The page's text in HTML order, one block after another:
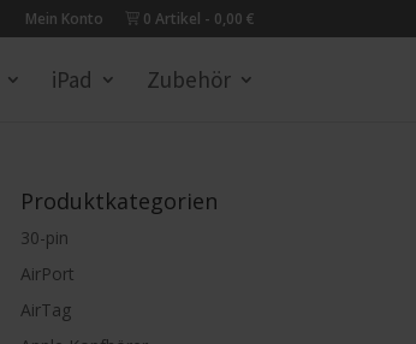
Mein Konto 0 Artikel 0,00 €
iPad Zubehör
Produktkategorien
30-pin
AirPort
AirTag